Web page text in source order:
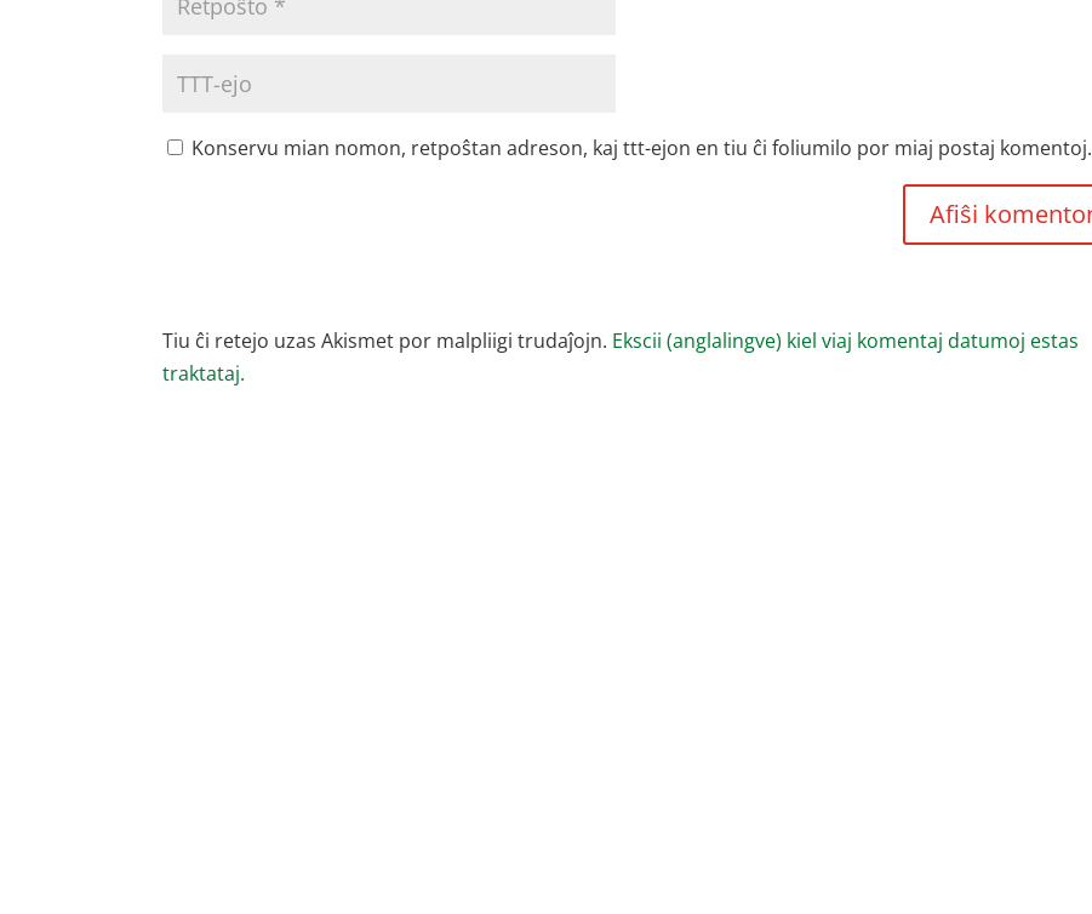
Konservu mian nomon, retpoŝtan adreson, kaj ttt-ejon en tiu ĉi foliumilo por miaj postaj komentoj.
Tiu ĉi retejo uzas Akismet por malpliigi trudaĵojn. Ekscii (anglalingve) kiel viaj komentaj datumoj estas
traktataj.